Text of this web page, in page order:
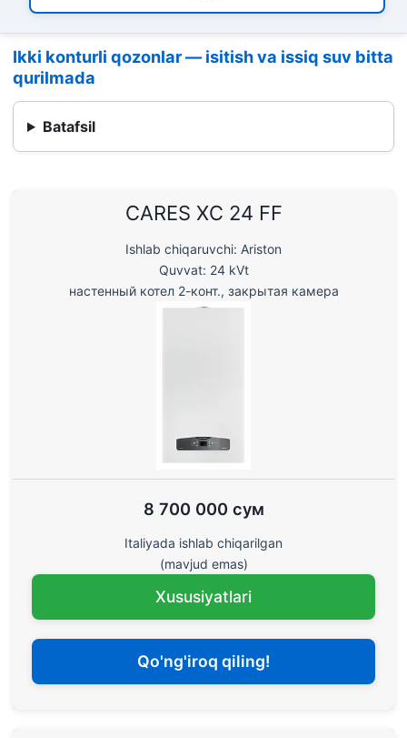
Ikki konturli qozonlar — isitish va issiq suv bitta
qurilmada
Batafsil
CARES XC 24 FF
Ishlab chiqaruvchi: Ariston
Quvvat: 24 kVt
настенный котел 2-конт., закрытая камера
8 700 000 сум
Italiyada ishlab chiqarilgan
(mavjud emas)
Xususiyatlari
Qo'ng'iroq qiling!